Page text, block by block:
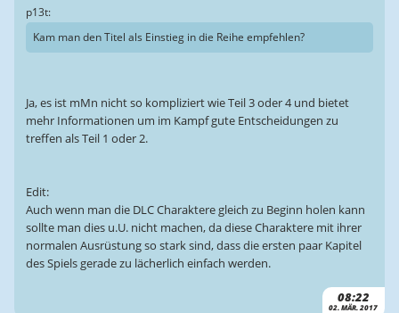
08:22
02. MÄR. 2017
p13t:
Kam man den Titel als Einstieg in die Reihe empfehlen?
Ja, es ist mMn nicht so kompliziert wie Teil 3 oder 4 und bietet
mehr Informationen um im Kampf gute Entscheidungen zu
treffen als Teil 1 oder 2.
Edit:
Auch wenn man die DLC Charaktere gleich zu Beginn holen kann
sollte man dies u.U. nicht machen, da diese Charaktere mit ihrer
normalen Ausrüstung so stark sind, dass die ersten paar Kapitel
des Spiels gerade zu lächerlich einfach werden.